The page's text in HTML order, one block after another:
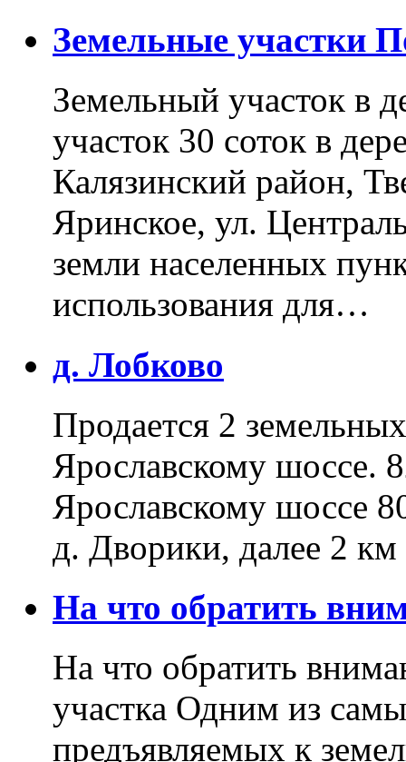
Земельные участки
Земельный участок в
участок 30 соток в
Калязинский район,
Яринское, ул.
земли населенных
использования для…
д. Лобково
Продается 2
Ярославскому
Ярославскому шоссе
д. Дворики, далее 2
На что обратить
На что обратить
участка Одним из
предъявляемых к